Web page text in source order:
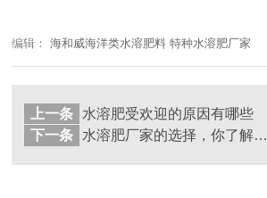
编辑：海和威海洋类水溶肥料 特种水溶肥厂家
上一条
水溶肥受欢迎的原因有哪些
下一条
水溶肥厂家的选择，你了解多少？